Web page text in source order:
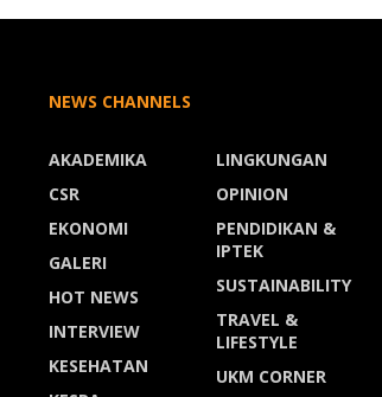
NEWS CHANNELS
AKADEMIKA
CSR
EKONOMI
GALERI
HOT NEWS
INTERVIEW
KESEHATAN
LINGKUNGAN
OPINION
PENDIDIKAN &
IPTEK
SUSTAINABILITY
TRAVEL &
LIFESTYLE
UKM CORNER